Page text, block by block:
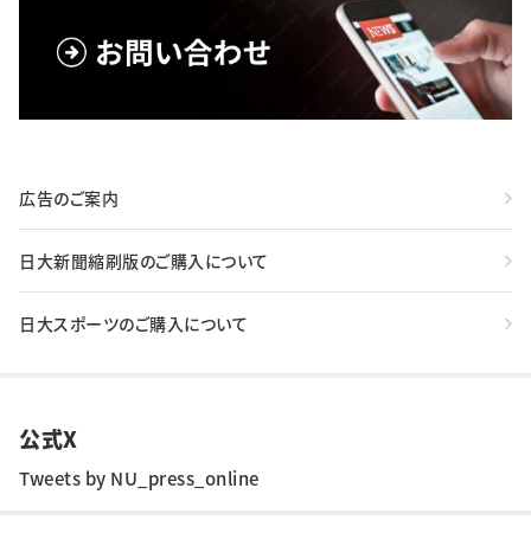
広告のご案内
日大新聞縮刷版のご購入について
日大スポーツのご購入について
公式X
Tweets by NU_press_online